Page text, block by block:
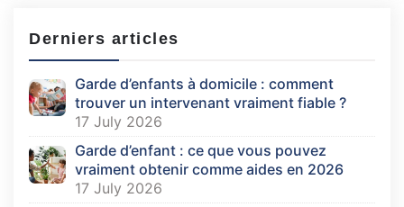
Derniers articles
Garde d’enfants à domicile : comment
trouver un intervenant vraiment fiable ?
17 July 2026
Garde d’enfant : ce que vous pouvez
vraiment obtenir comme aides en 2026
17 July 2026